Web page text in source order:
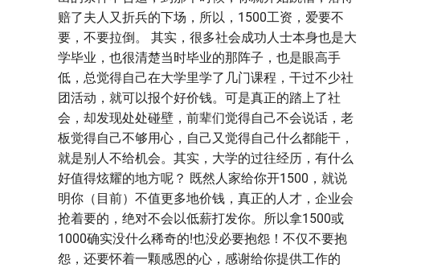
赔了夫人又折兵的下场，所以，1500工资，爱要不
要，不要拉倒。 其实，很多社会成功人士本身也是大
学毕业，也很清楚当时毕业的那阵子，也是眼高手
低，总觉得自己在大学里学了几门课程，干过不少社
团活动，就可以报个好价钱。可是真正的踏上了社
会，却发现处处碰壁，前辈们觉得自己不会说话，老
板觉得自己不够用心，自己又觉得自己什么都能干，
就是别人不给机会。其实，大学的过往经历，有什么
好值得炫耀的地方呢？ 既然人家给你开1500，就说
明你（目前）不值更多地价钱，真正的人才，企业会
抢着要的，绝对不会以低薪打发你。所以拿1500或
1000确实没什么稀奇的!也没必要抱怨！不仅不要抱
怨，还要怀着一颗感恩的心，感谢给你提供工作的